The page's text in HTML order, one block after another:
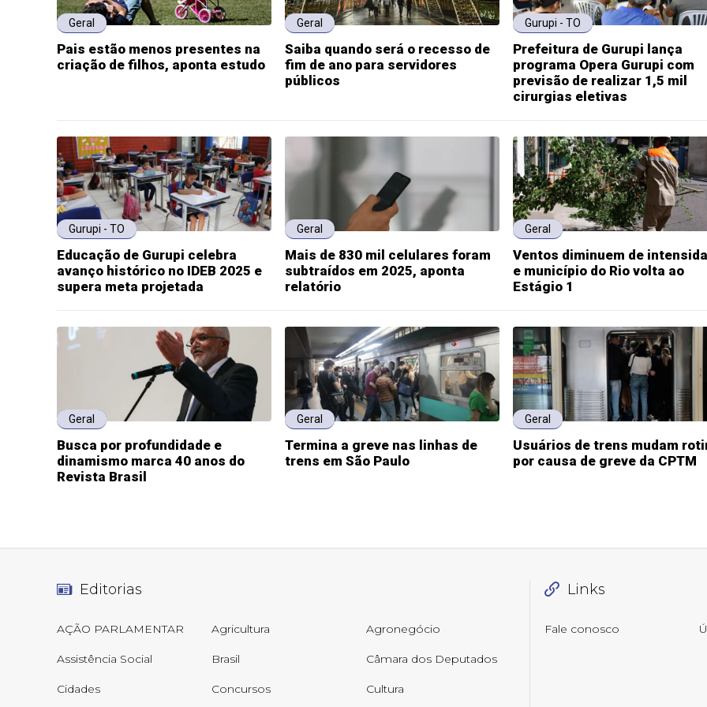
Geral
Pais estão menos presentes na
criação de filhos, aponta estudo
Geral
Saiba quando será o recesso de
fim de ano para servidores
públicos
Gurupi - TO
Prefeitura de Gurupi lança
programa Opera Gurupi com
previsão de realizar 1,5 mil
cirurgias eletivas
Gurupi - TO
Educação de Gurupi celebra
avanço histórico no IDEB 2025 e
supera meta projetada
Geral
Mais de 830 mil celulares foram
subtraídos em 2025, aponta
relatório
Geral
Ventos diminuem de
e município do Rio volta ao
Estágio 1
Geral
Busca por profundidade e
dinamismo marca 40 anos do
Revista Brasil
Geral
Termina a greve nas linhas de
trens em São Paulo
Geral
Usuários de trens mudam
por causa de greve da CPTM
Editorias
AÇÃO PARLAMENTAR Agricultura Agronegócio
Assistência Social Brasil Câmara dos Deputados
Cidades Concursos Cultura
Links
Fale conosco